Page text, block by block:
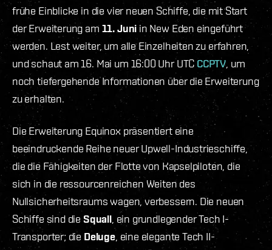
frühe Einblicke in die vier neuen Schiffe, die mit Start
der Erweiterung am 11. Juni in New Eden eingeführt
werden. Lest weiter, um alle Einzelheiten zu erfahren,
und schaut am 16. Mai um 16:00 Uhr UTC CCPTV , um
noch tiefergehende Informationen über die Erweiterung
zu erhalten.
Die Erweiterung Equinox präsentiert eine
beeindruckende Reihe neuer Upwell-Industrieschiffe,
die die Fähigkeiten der Flotte von Kapselpiloten, die
sich in die ressourcenreichen Weiten des
Nullsicherheitsraums wagen, verbessern. Die neuen
Schiffe sind die Squall, ein grundlegender Tech I-
Transporter; die Deluge, eine elegante Tech II-